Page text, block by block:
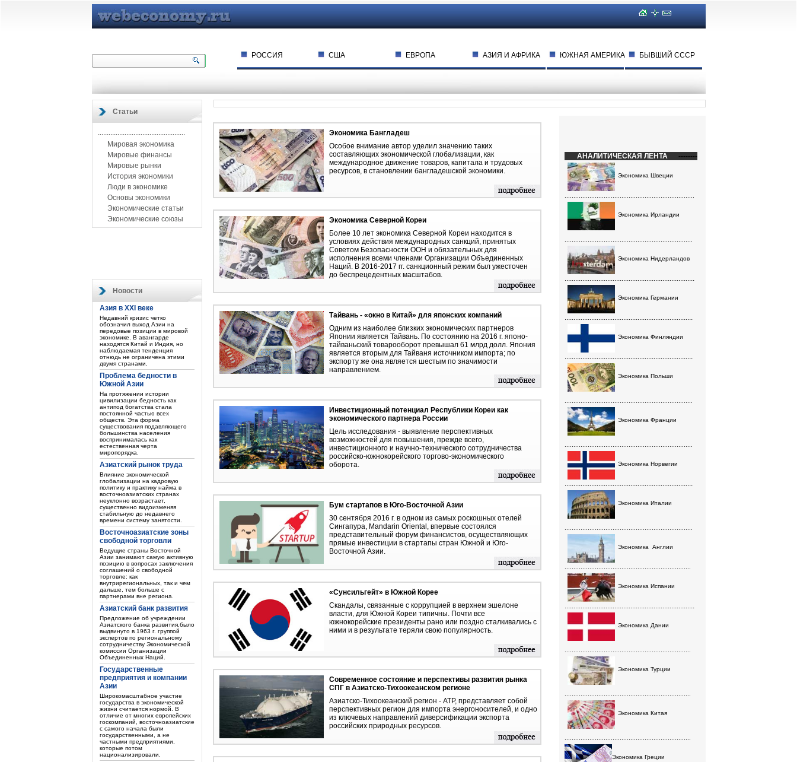
РОССИЯ США ЕВРОПА АЗИЯ И АФРИКА ЮЖНАЯ АМЕРИКА БЫВШИЙ СССР
Статьи
.................................................
Мировая экономика
Мировые финансы
Мировые рынки
История экономики
Люди в экономике
Основы экономики
Экономические статьи
Экономические союзы
Новости
Азия в XXI веке
Недавний кризис четко
обозначил выход Азии на
передовые позиции в мировой
экономике. В авангарде
находятся Китай и Индия, но
наблюдаемая тенденция
отнюдь не ограничена этими
двумя странами.
Проблема бедности в
Южной Азии
На протяжении истории
цивилизации бедность как
антипод богатства стала
постоянной частью всех
обществ. Эта форма
существования подавляющего
большинства населения
воспринималась как
естественная черта
миропорядка.
Азиатский рынок труда
Влияние экономической
глобализации на кадровую
политику и практику найма в
восточноазиатских странах
неуклонно возрастает,
существенно видоизменяя
стабильную до недавнего
времени систему занятости.
Восточноазиатские зоны
свободной торговли
Ведущие страны Восточной
Азии занимают самую активную
позицию в вопросах заключения
соглашений о свободной
торговле: как
внутрирегиональных, так и чем
дальше, тем больше с
партнерами вне региона.
Азиатский банк развития
Предложение об учреждении
Азиатского банка развития,было
выдвинуто в 1963 г. группой
экспертов по региональному
сотрудничеству Экономической
комиссии Организации
Объединенных Наций.
Государственные
предприятия и компании
Азии
Широкомасштабное участие
государства в экономической
жизни считается нормой. В
отличие от многих европейских
госкомпаний, восточноазиатские
с самого начала были
государственными, а не
частными предприятиями,
которые потом
национализировали.
Экономика Бангладеш
Особое внимание автор уделил значению таких
составляющих экономической глобализации, как
международное движение товаров, капитала и трудовых
ресурсов, в становлении бангладешской экономики.
Экономика Северной Кореи
Более 10 лет экономика Северной Кореи находится в
условиях действия международных санкций, принятых
Советом Безопасности ООН и обязательных для
исполнения всеми членами Организации Объединенных
Наций. В 2016-2017 гг. санкционный режим был ужесточен
до беспрецедентных масштабов.
Тайвань - «окно в Китай» для японских компаний
Одним из наиболее близких экономических партнеров
Японии является Тайвань. По состоянию на 2016 г. японо-
тайваньский товарооборот превышал 61 млрд долл. Япония
является вторым для Тайваня источником импорта; по
экспорту же она является шестым по значимости
направлением.
Инвестиционный потенциал Республики Кореи как
экономического партнера России
Цель исследования - выявление перспективных
возможностей для повышения, прежде всего,
инвестиционного и научно-технического сотрудничества
российско-южнокорейского торгово-экономического
оборота.
Бум стартапов в Юго-Восточной Азии
30 сентября 2016 г. в одном из самых роскошных отелей
Сингапура, Mandarin Oriental, впервые состоялся
представительный форум финансистов, осуществляющих
прямые инвестиции в стартапы стран Южной и Юго-
Восточной Азии.
«Сунсильгейт» в Южной Корее
Скандалы, связанные с коррупцией в верхнем эшелоне
власти, для Южной Кореи типичны. Почти все
южнокорейские президенты рано или поздно сталкивались с
ними и в результате теряли свою популярность.
Современное состояние и перспективы развития рынка
СПГ в Азиатско-Тихоокеанском регионе
Азиатско-Тихоокеанский регион - АТР, представляет собой
перспективных регион для импорта энергоносителей, и одно
из ключевых направлений диверсификации экспорта
российских природных ресурсов.
АНАЛИТИЧЕСКАЯ ЛЕНТА --------
Экономика Швеции
Экономика Ирландии
Экономика Нидерландов
.........................................................................
Экономика Германии
........................................................................
Экономика Финляндии
........................................................................
Экономика Польши
Экономика Франции
Экономика Норвегии
........................................................................
Экономика Италии
Экономика Англии
Экономика Испании
.........................................................................
Экономика Дании
Экономика Турции
Экономика Китая
Экономика Греции